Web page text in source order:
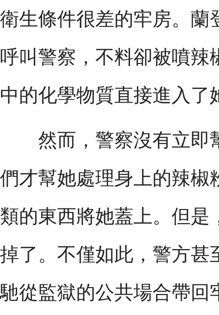
衛生條件很差的牢房。蘭
呼叫警察，不料卻被噴辣
中的化學物質直接進入
然而，警察沒有立即
們才幫她處理身上的辣椒
類的東西將她蓋上。但是
掉了。不僅如此，警方甚
馳從監獄的公共場合帶回